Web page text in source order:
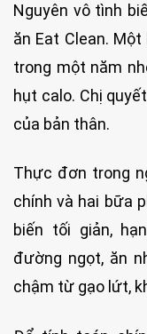
Nguyên vô tình
ăn Eat Clean.
trong một năm
hụt calo. Chị
của bản thân.
Thực đơn trong
chính và hai bữa
biến tối giản,
đường ngọt, ăn
chậm từ gạo lứt,